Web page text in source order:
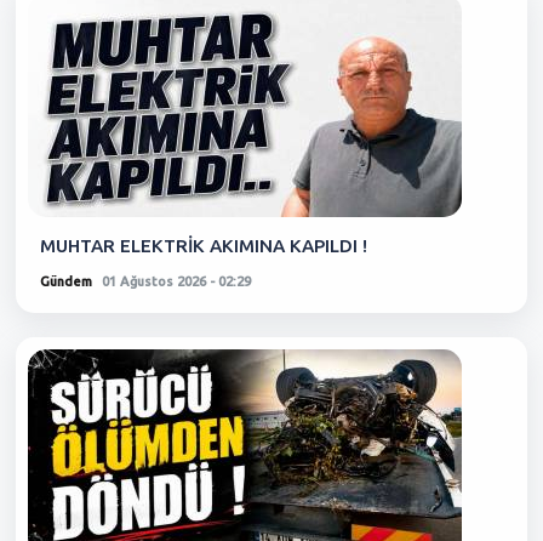
MUHTAR ELEKTRİK AKIMINA KAPILDI !
Gündem 01 Ağustos 2026 - 02:29